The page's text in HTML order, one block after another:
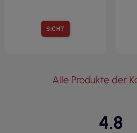
SICHT
Alle Produkte der
4.8